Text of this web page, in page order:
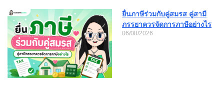
ยื่นภาษีร่วมกับคู่สมรส คู่สามี
ภรรยาควรจัดการภาษีอย่างไร
06/08/2026